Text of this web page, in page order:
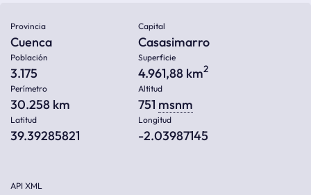
Provincia
Cuenca
Capital
Casasimarro
Población
3.175
Superficie
4.961,88 km2
Perímetro
30.258 km
Altitud
751 msnm
Latitud
39.39285821
Longitud
-2.03987145
API XML